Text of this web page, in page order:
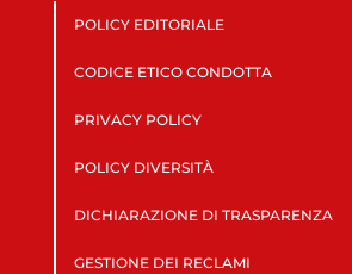
POLICY EDITORIALE
CODICE ETICO CONDOTTA
PRIVACY POLICY
POLICY DIVERSITÀ
DICHIARAZIONE DI TRASPARENZA
GESTIONE DEI RECLAMI